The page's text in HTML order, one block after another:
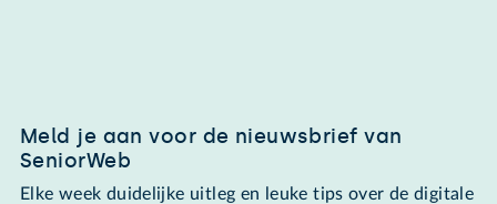
Meld je aan voor de nieuwsbrief van
SeniorWeb
Elke week duidelijke uitleg en leuke tips over de digitale